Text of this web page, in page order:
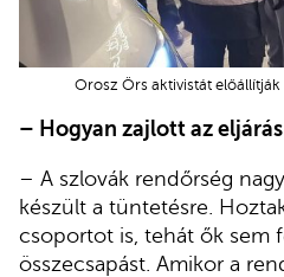
Orosz Örs aktivistát
– Hogyan zajlott az
– A szlovák rendőrség
készült a tüntetésre.
csoportot is, tehát ők sem
összecsapást. Amikor a